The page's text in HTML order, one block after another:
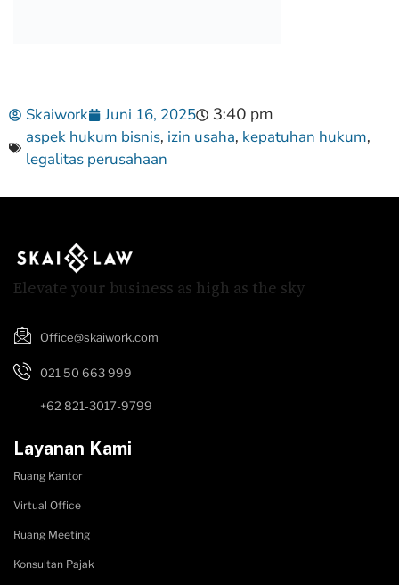
Skaiwork Juni 16, 2025 3:40 pm
aspek hukum bisnis, izin usaha, kepatuhan hukum,
legalitas perusahaan
Elevate your business as high as the sky
Office@skaiwork.com
021 50 663 999
+62 821-3017-9799
Layanan Kami
Ruang Kantor
Virtual Office
Ruang Meeting
Konsultan Pajak